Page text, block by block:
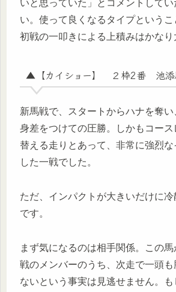
いと思っていた」とコメントして
い。使って良くなるタイプというこ
初戦の一叩きによる上積みはかなり
▲【カイショー】 ２枠2番 池添
新馬戦で、スタートからハナを奪
身差をつけての圧勝。しかもコース
替える走りとあって、非常に強烈
した一戦でした。
ただ、インパクトが大きいだけに
です。
まず気になるのは相手関係。この
戦のメンバーのうち、次走で一頭
ないという事実は見逃せません。